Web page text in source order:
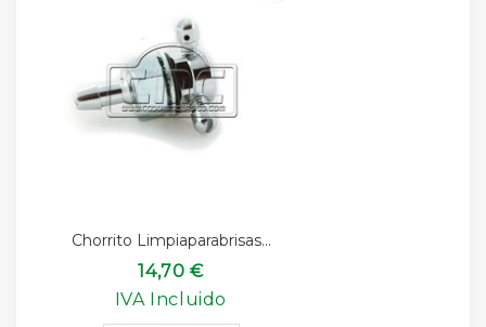
Chorrito Limpiaparabrisas...
14,70 €
IVA Incluido